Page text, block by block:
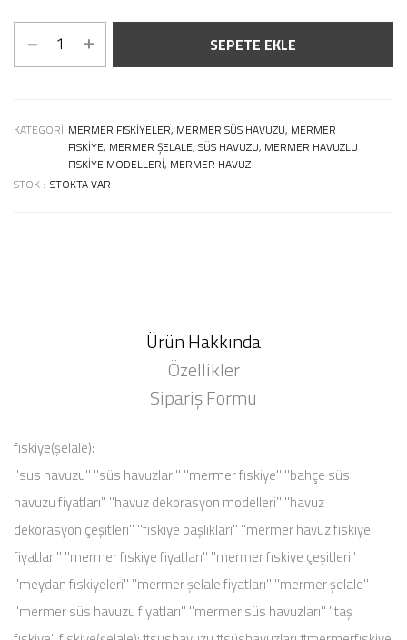
SEPETE EKLE
KATEGORI
:
MERMER FISKIYELER, MERMER SÜS HAVUZU, MERMER
FISKIYE, MERMER ŞELALE, SÜS HAVUZU, MERMER HAVUZLU
FISKIYE MODELLERI, MERMER HAVUZ
STOK : STOKTA VAR
Ürün Hakkında
Özellikler
Sipariş Formu
fıskiye(şelale):
''sus havuzu'' ''süs havuzları'' ''mermer fıskiye'' ''bahçe süs
havuzu fiyatları'' ''havuz dekorasyon modelleri'' ''havuz
dekorasyon çeşitleri'' ''fıskiye başlıkları'' ''mermer havuz fıskiye
fiyatları'' ''mermer fıskiye fiyatları'' ''mermer fıskiye çeşitleri''
''meydan fıskiyeleri'' ''mermer şelale fiyatları'' ''mermer şelale''
''mermer süs havuzu fiyatları'' ''mermer süs havuzları'' ''taş